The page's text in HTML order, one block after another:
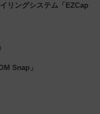
リングシステム「EZCap
Snap」